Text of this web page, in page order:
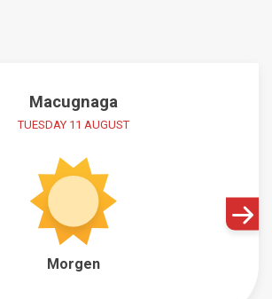
Macugnaga
TUESDAY 11 AUGUST
Morgen